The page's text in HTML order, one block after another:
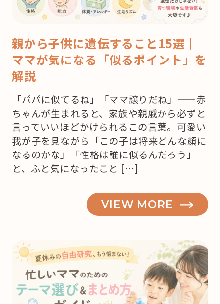
親から子供に遺伝すること15選｜
ママが気になる「似るポイント」を
解説
「パパに似てるね」「ママ譲りだね」——赤
ちゃんが生まれると、家族や親戚から必ずと
言っていいほどかけられるこの言葉。可愛い
我が子を見ながら「この子は将来どんな顔に
なるのかな」「性格は誰に似るんだろう」
と、ふと気になったこと […]
VIEW MORE